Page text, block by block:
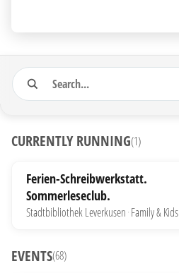
Search
68 Veranstaltungen gefunden
CURRENTLY RUNNING(1)
Ferien-Schreibwerkstatt.
Sommerleseclub.
Stadtbibliothek Leverkusen·Family & Kids
EVENTS(68)
11